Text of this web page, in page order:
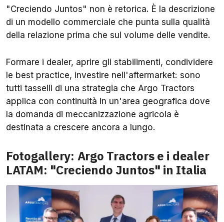
"Creciendo Juntos" non è retorica. È la descrizione
di un modello commerciale che punta sulla qualità
della relazione prima che sul volume delle vendite.
Formare i dealer, aprire gli stabilimenti, condividere
le best practice, investire nell'aftermarket: sono
tutti tasselli di una strategia che Argo Tractors
applica con continuità in un'area geografica dove
la domanda di meccanizzazione agricola è
destinata a crescere ancora a lungo.
Fotogallery: Argo Tractors e i dealer
LATAM: "Creciendo Juntos" in Italia